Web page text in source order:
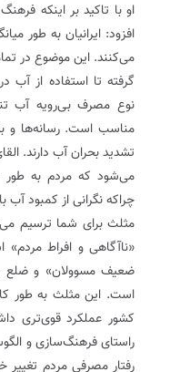
او با تاکید بر اینکه
افزود: ایرانیان به ‌طور
می‌کنند. این موضوع در
گرفته تا استفاده از
نوع مصرف بی‌رویه آب
مناسب است. رسانه‌ها و
تشدید بحران آب دارند.
می‌شود که مردم به ‌طور
چراکه نگرانی از کمبود
مثلث برای شما ترسیم
«ناآگاهی و افراط
ضعیف مسوولان» و ضلع
است. این مثلث به ‌طور
کشور عملکرد قوی‌تری
راستای فرهنگ‌سازی و
رفتار مصرفی مردم تغییر